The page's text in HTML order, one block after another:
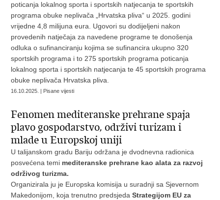
poticanja lokalnog sporta i sportskih natjecanja te sportskih
programa obuke neplivača „Hrvatska pliva“ u 2025. godini
vrijedne 4,8 milijuna eura. Ugovori su dodijeljeni nakon
provedenih natječaja za navedene programe te donošenja
odluka o sufinanciranju kojima se sufinancira ukupno 320
sportskih programa i to 275 sportskih programa poticanja
lokalnog sporta i sportskih natjecanja te 45 sportskih programa
obuke neplivača Hrvatska pliva.
16.10.2025. | Pisane vijesti
Fenomen mediteranske prehrane spaja
plavo gospodarstvo, održivi turizam i
mlade u Europskoj uniji
U talijanskom gradu Bariju održana je dvodnevna radionica
posvećena temi mediteranske prehrane kao alata za razvoj
održivog turizma.
Organizirala ju je Europska komisija u suradnji sa Sjevernom
Makedonijom, koja trenutno predsjedaStrategijom EU za